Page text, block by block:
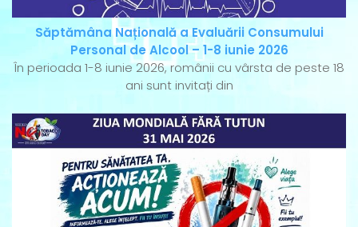
Săptămâna Națională a Evaluării Consumului
Personal de Alcool – 1-8 iunie 2026
În perioada 1-8 iunie 2026, românii cu vârsta de peste 18
ani sunt invitați din